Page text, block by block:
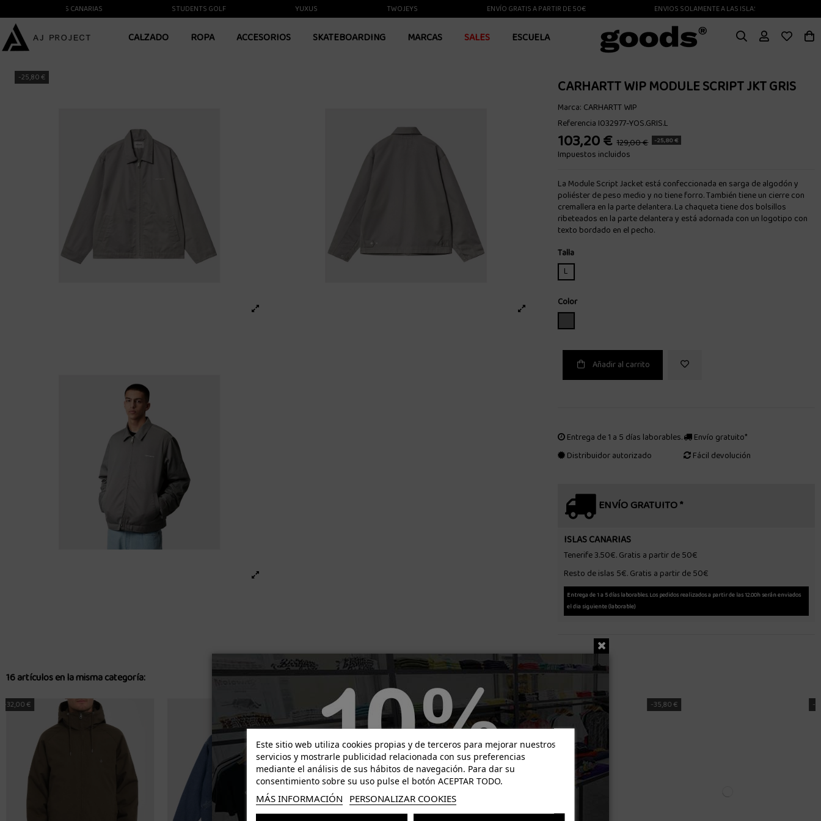
A LAS ISLAS CANARIAS STUDENTS GOLF YUXUS TWOJEYS ENVÍO GRATIS A PARTIR DE 50€ ENVIOS SOLAMENTE A LAS ISLAS CANARIAS
CALZADO ROPA ACCESORIOS SKATEBOARDING MARCAS SALES ESCUELA
-25,80 € CARHARTT WIP MODULE SCRIPT JKT GRIS
Marca: CARHARTT WIP
Referencia I032977-YOS.GRIS.L
103,20 € 129,00 € -25,80 €
Impuestos incluidos
La Module Script Jacket está confeccionada en sarga de algodón y
poliéster de peso medio y no tiene forro. También tiene un cierre con
cremallera en la parte delantera. La chaqueta tiene dos bolsillos
ribeteados en la parte delantera y está adornada con un logotipo con
texto bordado en el pecho.
Talla
L
Color
Añadir al carrito
Entrega de 1 a 5 días laborables.
Distribuidor autorizado
Envío gratuito*
Fácil devolución
ENVÍO GRATUITO *
ISLAS CANARIAS
Tenerife 3.50€. Gratis a partir de 50€
Resto de islas 5€. Gratis a partir de 50€
Entrega de 1 a 5 días laborables. Los pedidos realizados a partir de las 12.00h serán enviados
el dia siguiente (laborable)
16 artículos en la misma categoría:
-46,00 € -49,80 € -67,60 € -31,00 €
Este sitio web utiliza cookies propias y de terceros para mejorar nuestros
servicios y mostrarle publicidad relacionada con sus preferencias
mediante el análisis de sus hábitos de navegación. Para dar su
consentimiento sobre su uso pulse el botón ACEPTAR TODO.
MÁS INFORMACIÓN PERSONALIZAR COOKIES